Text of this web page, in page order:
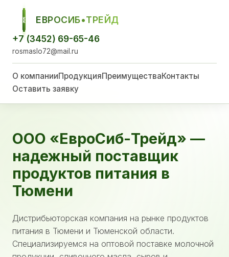
ЕСТ
ЕВРОСИБ•ТРЕЙД
+7 (3452) 69-65-46
rosmaslo72@mail.ru
О компанииПродукцияПреимуществаКонтакты
Оставить заявку
ООО «ЕвроСиб-Трейд» —
надежный поставщик
продуктов питания в
Тюмени
Дистрибьюторская компания на рынке продуктов
питания в Тюмени и Тюменской области.
Специализируемся на оптовой поставке молочной